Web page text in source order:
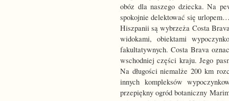
obóz dla naszego dziecka. Na
spokojnie delektować się
Hiszpanii są wybrzeża Costa
widokami, obiektami
fakultatywnych. Costa Brava
wschodniej części kraju. Jego
Na długości niemalże 200 km
innych kompleksów
przepiękny ogród botaniczny